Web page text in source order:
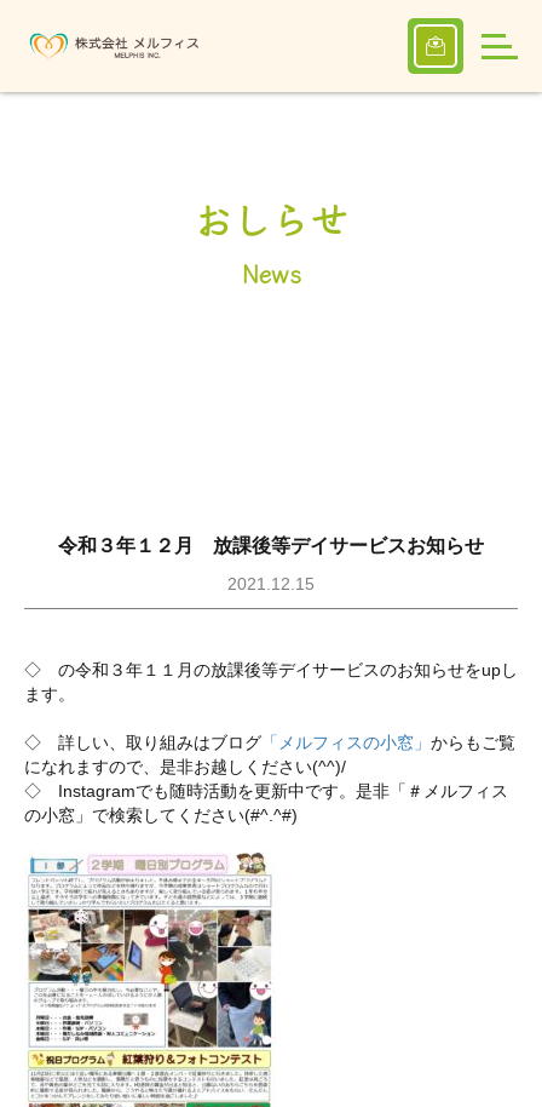
おしらせ
News
令和３年１２月 放課後等デイサービスお知らせ
2021.12.15
◇ の令和３年１１月の放課後等デイサービスのお知らせをupし
ます。
◇ 詳しい、取り組みはブログ 「メルフィスの小窓」 からもご覧
になれますので、是非お越しください(^^)/
◇ Instagramでも随時活動を更新中です。是非「＃メルフィス
の小窓」で検索してください(#^.^#)